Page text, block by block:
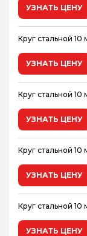
УЗНАТЬ ЦЕНУ
Круг стальной
УЗНАТЬ ЦЕНУ
Круг стальной
УЗНАТЬ ЦЕНУ
Круг стальной
УЗНАТЬ ЦЕНУ
Круг стальной
УЗНАТЬ ЦЕНУ